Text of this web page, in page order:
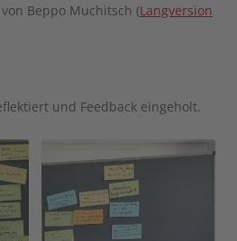
Beppo Muchitsch (Langversion
und Feedback eingeholt.